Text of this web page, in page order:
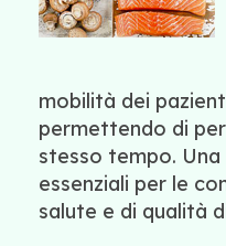
mobilità dei
permettendo di
stesso tempo.
essenziali per le
salute e di qualità